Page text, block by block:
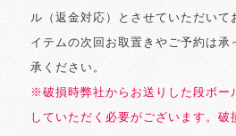
ル（返金対応）とさせていただいて
イテムの次回お取置きやご予約は承
承ください。
※破損時弊社からお送りした段ボー
していただく必要がございます。破